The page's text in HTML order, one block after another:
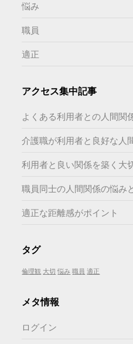
悩み
職員
適正
アクセス集中記事
よくある利用者との人間関
介護職が利用者と良好な人
利用者と良い関係を築く大
職員同士の人間関係の悩み
適正な距離感がポイント
タグ
倫理観 大切 悩み 職員 適正
メタ情報
ログイン